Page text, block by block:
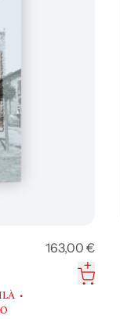
163,00 €